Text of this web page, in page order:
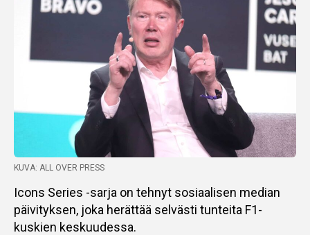
KUVA: ALL OVER PRESS
Icons Series -sarja on tehnyt sosiaalisen median
päivityksen, joka herättää selvästi tunteita F1-
kuskien keskuudessa.